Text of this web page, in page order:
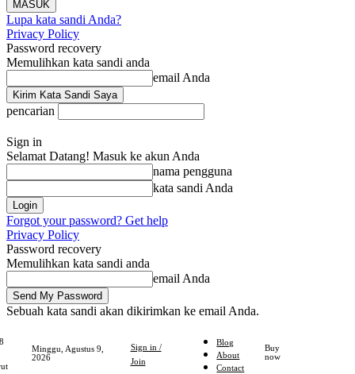
Lupa kata sandi Anda?
Privacy Policy
Password recovery
Memulihkan kata sandi anda
email Anda
pencarian
Sign in
Selamat Datang! Masuk ke akun Anda
nama pengguna
kata sandi Anda
Forgot your password? Get help
Privacy Policy
Password recovery
Memulihkan kata sandi anda
email Anda
Sebuah kata sandi akan dikirimkan ke email Anda.
Minggu, Agustus 9,
2026
Sign in /
Join
Blog
About
Contact
Buy
now